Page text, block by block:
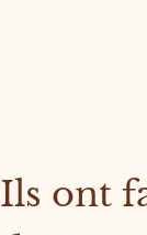
Ils ont